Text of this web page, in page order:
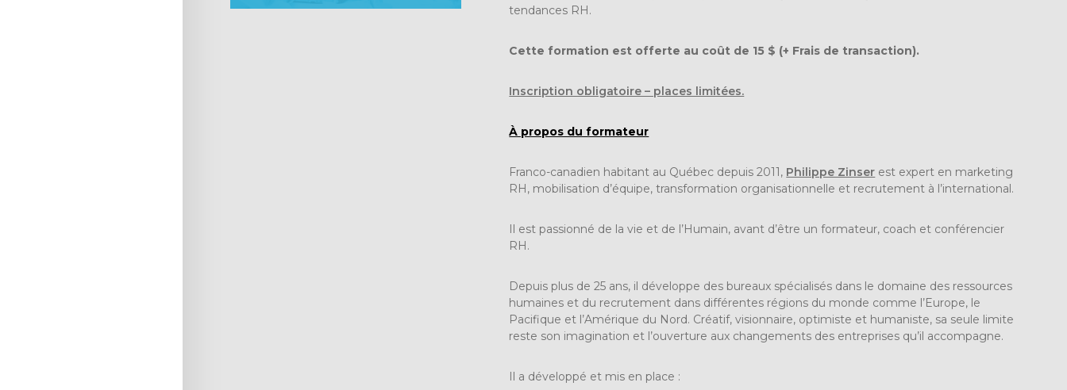
tendances RH.
Cette formation est offerte au coût de 15 $ (+ Frais de transaction).
Inscription obligatoire – places limitées.
À propos du formateur
Franco-canadien habitant au Québec depuis 2011, Philippe Zinser est expert en marketing
RH, mobilisation d’équipe, transformation organisationnelle et recrutement à l’international.
Il est passionné de la vie et de l’Humain, avant d’être un formateur, coach et conférencier
RH.
Depuis plus de 25 ans, il développe des bureaux spécialisés dans le domaine des ressources
humaines et du recrutement dans différentes régions du monde comme l’Europe, le
Pacifique et l’Amérique du Nord. Créatif, visionnaire, optimiste et humaniste, sa seule limite
reste son imagination et l’ouverture aux changements des entreprises qu’il accompagne.
Il a développé et mis en place :